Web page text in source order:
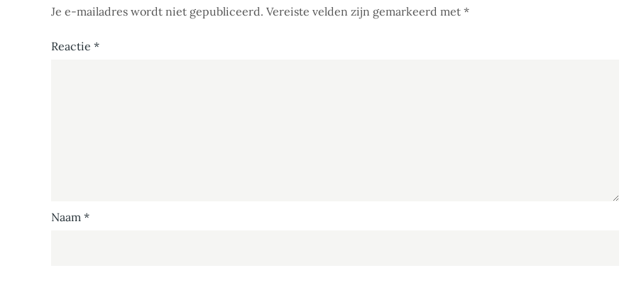
Je e-mailadres wordt niet gepubliceerd. Vereiste velden zijn gemarkeerd met *
Reactie *
Naam *